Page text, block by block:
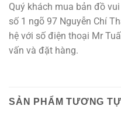
Quý khách mua bản đồ
số 1 ngõ 97 Nguyễn Chí
hệ với số điện thoại Mr
vấn và đặt hàng.
SẢN PHẨM TƯƠNG TỰ